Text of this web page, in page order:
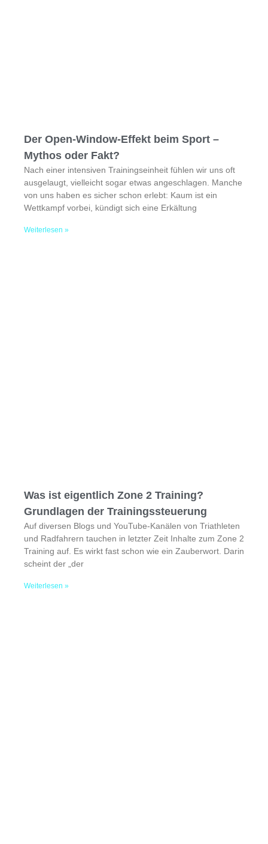
Der Open-Window-Effekt beim Sport –
Mythos oder Fakt?
Nach einer intensiven Trainingseinheit fühlen wir uns oft
ausgelaugt, vielleicht sogar etwas angeschlagen. Manche
von uns haben es sicher schon erlebt: Kaum ist ein
Wettkampf vorbei, kündigt sich eine Erkältung
Weiterlesen »
Was ist eigentlich Zone 2 Training?
Grundlagen der Trainingssteuerung
Auf diversen Blogs und YouTube-Kanälen von Triathleten
und Radfahrern tauchen in letzter Zeit Inhalte zum Zone 2
Training auf. Es wirkt fast schon wie ein Zauberwort. Darin
scheint der „der
Weiterlesen »